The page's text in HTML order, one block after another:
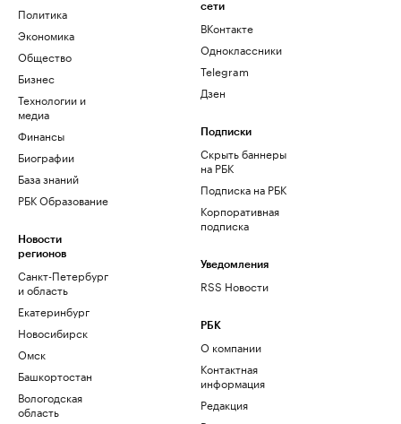
Политика
Экономика
Общество
Бизнес
Технологии и
медиа
Финансы
Биографии
База знаний
РБК Образование
Новости
регионов
Санкт-Петербург
и область
Екатеринбург
Новосибирск
Омск
Башкортостан
Вологодская
область
сети
ВКонтакте
Одноклассники
Telegram
Дзен
Подписки
Скрыть баннеры
на РБК
Подписка на РБК
Корпоративная
подписка
Уведомления
RSS Новости
РБК
О компании
Контактная
информация
Редакция